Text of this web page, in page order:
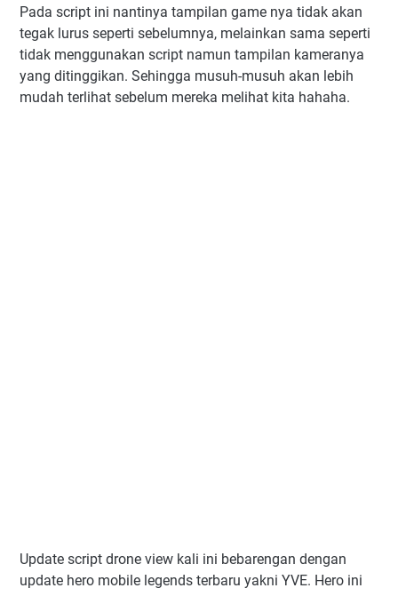
Pada script ini nantinya tampilan game nya tidak akan
tegak lurus seperti sebelumnya, melainkan sama seperti
tidak menggunakan script namun tampilan kameranya
yang ditinggikan. Sehingga musuh-musuh akan lebih
mudah terlihat sebelum mereka melihat kita hahaha.
Update script drone view kali ini bebarengan dengan
update hero mobile legends terbaru yakni YVE. Hero ini